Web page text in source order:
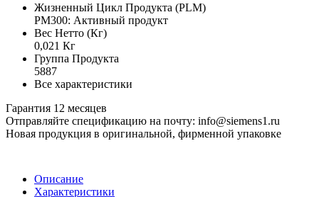
Жизненный Цикл Продукта (PLM)
PM300: Активный продукт
Вес Нетто (Кг)
0,021 Кг
Группа Продукта
5887
Все характеристики
Гарантия 12 месяцев
Отправляйте спецификацию на почту: info@siemens1.ru
Новая продукция в оригинальной, фирменной упаковке
Описание
Характеристики